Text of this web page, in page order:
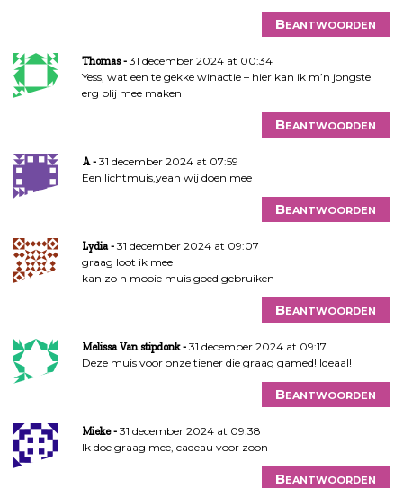
Beantwoorden
Thomas
31 december 2024 at 00:34
Yess, wat een te gekke winactie – hier kan ik m’n jongste
erg blij mee maken
Beantwoorden
A
31 december 2024 at 07:59
Een lichtmuis,yeah wij doen mee
Beantwoorden
Lydia
31 december 2024 at 09:07
graag loot ik mee
kan zo n mooie muis goed gebruiken
Beantwoorden
Melissa Van stipdonk
31 december 2024 at 09:17
Deze muis voor onze tiener die graag gamed! Ideaal!
Beantwoorden
Mieke
31 december 2024 at 09:38
Ik doe graag mee, cadeau voor zoon
Beantwoorden